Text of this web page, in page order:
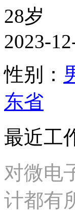
28岁
2023-
性别：
东省
最近工
对微电
计都有